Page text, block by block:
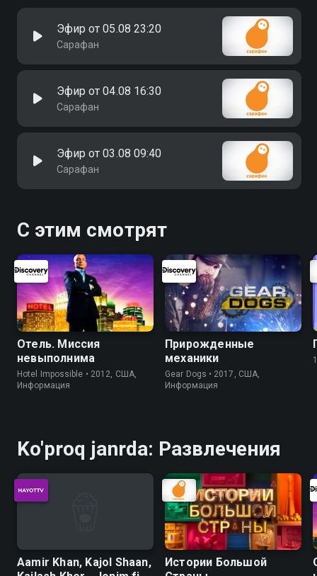
Эфир от 05.08 23:20
Сарафан
Эфир от 04.08 16:30
Сарафан
Эфир от 03.08 09:40
Сарафан
С этим смотрят
Отель. Миссия
невыполнима
Hotel Impossible • 2012, США,
Информация
Прирожденные
механики
Gear Dogs • 2017, США,
Информация
Ko'proq janrda: Развлечения
Aamir Khan, Kajol Shaan,
Истории Большой